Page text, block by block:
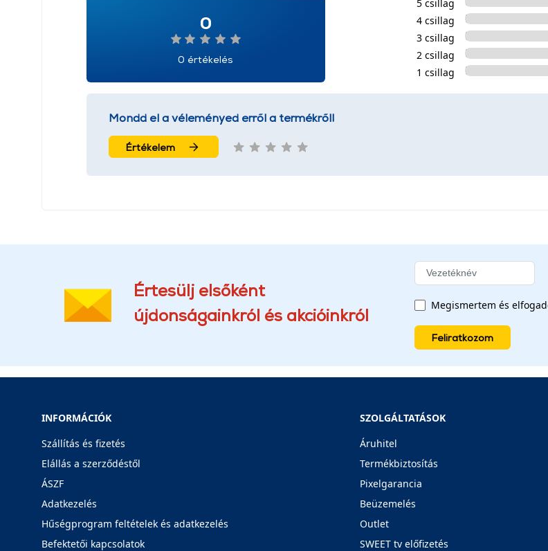
0
0 értékelés
5 csillag
4 csillag
3 csillag
2 csillag
1 csillag
Mondd el a véleményed erről a termékről!
Értékelem
Értesülj elsőként
újdonságainkról és akcióinkról
Megismertem és
Feliratkozom
INFORMÁCIÓK
Szállítás és fizetés
Elállás a szerződéstől
ÁSZF
Adatkezelés
Hűségprogram feltételek és adatkezelés
Befektetői kapcsolatok
SZOLGÁLTATÁSOK
Áruhitel
Termékbiztosítás
Pixelgarancia
Beüzemelés
Outlet
SWEET tv előfizetés